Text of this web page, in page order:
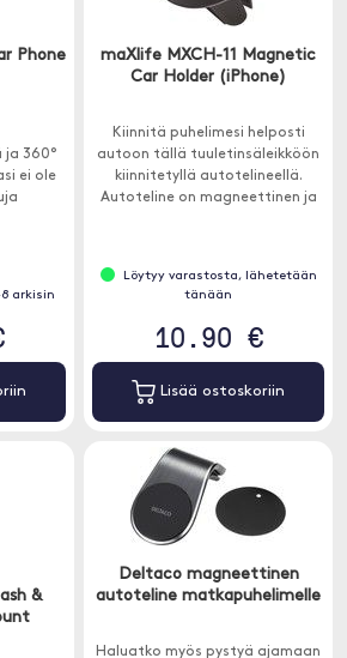
Phone
ja 360°
ei ole
arkisin
maXlife MXCH-11 Magnetic
Car Holder (iPhone)
Kiinnitä puhelimesi helposti
autoon tällä tuuletinsäleikköön
kiinnitetyllä autotelineellä.
Autoteline on magneettinen ja
Löytyy varastosta, lähetetään
tänään
10.90 €
Lisää ostoskoriin
&
Deltaco magneettinen
autoteline matkapuhelimelle
Haluatko myös pystyä ajamaan